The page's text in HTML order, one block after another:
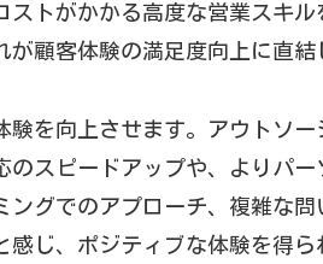
トがかかる高度な営業スキ
顧客体験の満足度向上に直結
を向上させます。アウトソ
スピードアップや、よりパ
グでのアプローチ、複雑な
じ、ポジティブな体験を得ら